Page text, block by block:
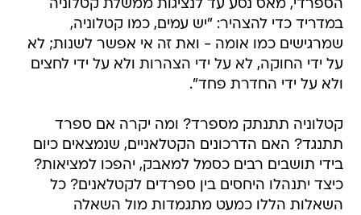
שמרגישים כמו אומה - ואת זה אי אפשר לשנות; לא
על ידי החוקה, לא על ידי הצהרות ולא על ידי לחצים
ולא על ידי החדרת פחד".
קטלוניה תתנתק מספרד? ומה יקרה אם ספרד
בידי תושבים רבים כסמל למאבק, יהפכו למציאות?
כיצד יתנהלו היחסים בין ספרדים לקטלאנים? כל
השאלות הללו כמעט מתגמדות מול השאלה
המעניינת ביותר היום בספרד: אם קטלוניה תשיג
עצמאות - האם ברצלונה תשחק בליגה הספרדית?